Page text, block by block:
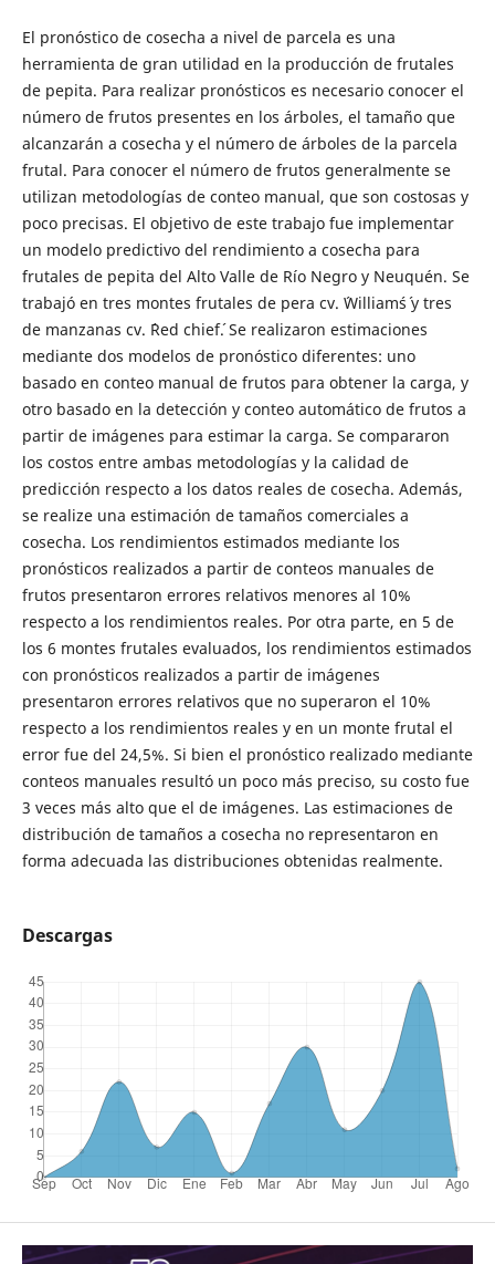
El pronóstico de cosecha a nivel de parcela es una
herramienta de gran utilidad en la producción de frutales
de pepita. Para realizar pronósticos es necesario conocer el
número de frutos presentes en los árboles, el tamaño que
alcanzarán a cosecha y el número de árboles de la parcela
frutal. Para conocer el número de frutos generalmente se
utilizan metodologías de conteo manual, que son costosas y
poco precisas. El objetivo de este trabajo fue implementar
un modelo predictivo del rendimiento a cosecha para
frutales de pepita del Alto Valle de Río Negro y Neuquén. Se
trabajó en tres montes frutales de pera cv. ´William´s´ y tres
de manzanas cv. ´Red chief´. Se realizaron estimaciones
mediante dos modelos de pronóstico diferentes: uno
basado en conteo manual de frutos para obtener la carga, y
otro basado en la detección y conteo automático de frutos a
partir de imágenes para estimar la carga. Se compararon
los costos entre ambas metodologías y la calidad de
predicción respecto a los datos reales de cosecha. Además,
se realize una estimación de tamaños comerciales a
cosecha. Los rendimientos estimados mediante los
pronósticos realizados a partir de conteos manuales de
frutos presentaron errores relativos menores al 10%
respecto a los rendimientos reales. Por otra parte, en 5 de
los 6 montes frutales evaluados, los rendimientos estimados
con pronósticos realizados a partir de imágenes
presentaron errores relativos que no superaron el 10%
respecto a los rendimientos reales y en un monte frutal el
error fue del 24,5%. Si bien el pronóstico realizado mediante
conteos manuales resultó un poco más preciso, su costo fue
3 veces más alto que el de imágenes. Las estimaciones de
distribución de tamaños a cosecha no representaron en
forma adecuada las distribuciones obtenidas realmente.
Descargas